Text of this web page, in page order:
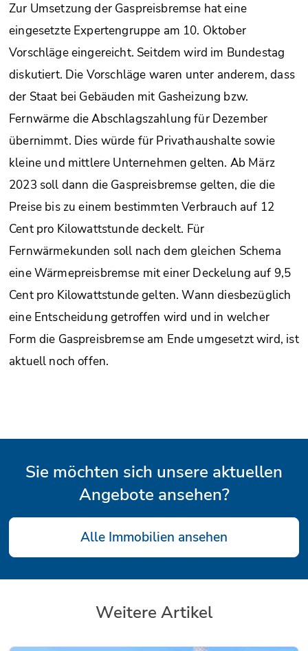
Zur Umsetzung der Gaspreisbremse hat eine
eingesetzte Expertengruppe am 10. Oktober
Vorschläge eingereicht. Seitdem wird im Bundestag
diskutiert. Die Vorschläge waren unter anderem, dass
der Staat bei Gebäuden mit Gasheizung bzw.
Fernwärme die Abschlagszahlung für Dezember
übernimmt. Dies würde für Privathaushalte sowie
kleine und mittlere Unternehmen gelten. Ab März
2023 soll dann die Gaspreisbremse gelten, die die
Preise bis zu einem bestimmten Verbrauch auf 12
Cent pro Kilowattstunde deckelt. Für
Fernwärmekunden soll nach dem gleichen Schema
eine Wärmepreisbremse mit einer Deckelung auf 9,5
Cent pro Kilowattstunde gelten. Wann diesbezüglich
eine Entscheidung getroffen wird und in welcher
Form die Gaspreisbremse am Ende umgesetzt wird, ist
aktuell noch offen.
Sie möchten sich unsere aktuellen
Angebote ansehen?
Alle Immobilien ansehen
Weitere Artikel